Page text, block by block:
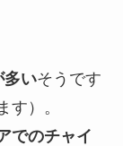
多いそうです
す）。
でのチャイ